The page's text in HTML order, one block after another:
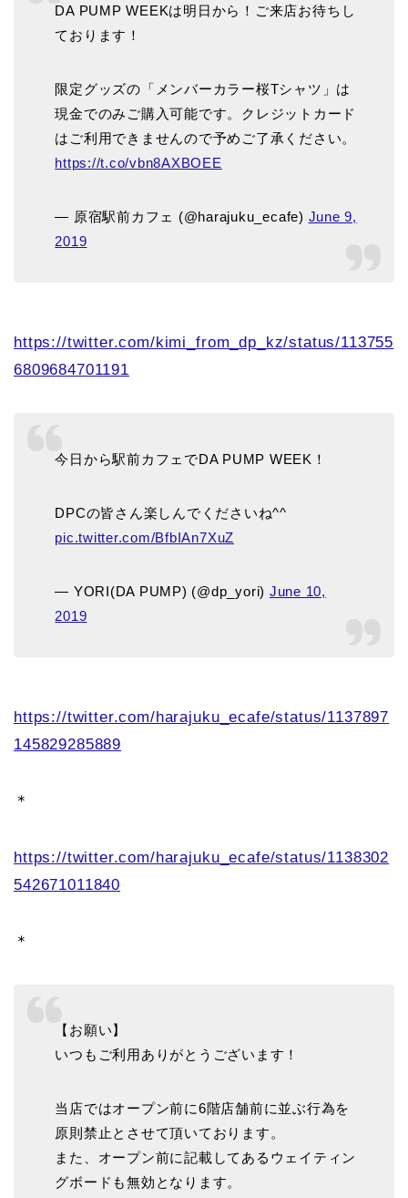
DA PUMP WEEKは明日から！ご来店お待ちし
ております！
限定グッズの「メンバーカラー桜Tシャツ」は
現金でのみご購入可能です。クレジットカード
はご利用できませんので予めご了承ください。
https://t.co/vbn8AXBOEE
— 原宿駅前カフェ (@harajuku_ecafe) June 9,
2019
https://twitter.com/kimi_from_dp_kz/status/113755
6809684701191
今日から駅前カフェでDA PUMP WEEK！
DPCの皆さん楽しんでくださいね^^
pic.twitter.com/BfbIAn7XuZ
— YORI(DA PUMP) (@dp_yori) June 10,
2019
https://twitter.com/harajuku_ecafe/status/1137897
145829285889
＊
https://twitter.com/harajuku_ecafe/status/1138302
542671011840
＊
【お願い】
いつもご利用ありがとうございます！
当店ではオープン前に6階店舗前に並ぶ行為を
原則禁止とさせて頂いております。
また、オープン前に記載してあるウェイティン
グボードも無効となります。